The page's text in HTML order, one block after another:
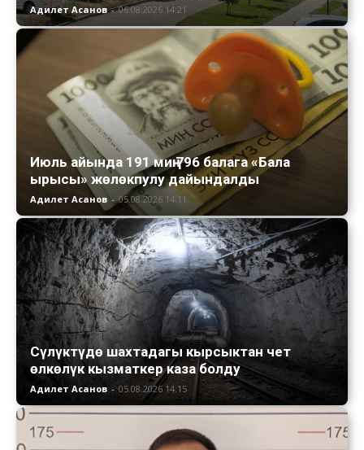
Адилет Асанов - 06.08.2026 14:21
Июль айында 191 миң 796 балага «Бала
ырысы» жөлөкпулу дайындалды
Адилет Асанов - 05.08.2026 14:11
Сүлүктүдө шахтадагы кырсыктан чет
өлкөлүк кызматкер каза болду
Адилет Асанов - 05.08.2026 14:15